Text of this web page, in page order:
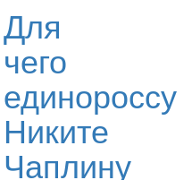
Для
чего
единороссу
Никите
Чаплину